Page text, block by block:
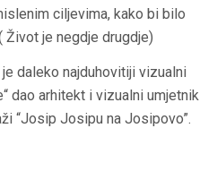
ciljevima, kako bi bilo
Život je negdje drugdje)
daleko najduhovitiji vizualni
dao arhitekt i vizualni umjetnik
“Josip Josipu na Josipovo”.